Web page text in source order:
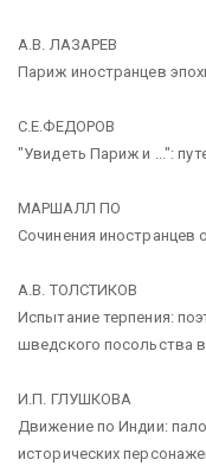
А.В. ЛАЗАРЕВ
Париж иностранцев
С.Е.ФЕДОРОВ
"Увидеть Париж и ...":
МАРШАЛЛ ПО
Сочинения иностранцев
А.В. ТОЛСТИКОВ
Испытание терпения:
шведского посольства
И.П. ГЛУШКОВА
Движение по Индии:
исторических